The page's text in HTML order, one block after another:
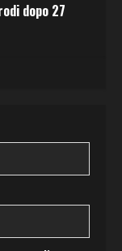
dopo 27